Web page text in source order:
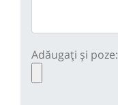
Adăugați și poze: